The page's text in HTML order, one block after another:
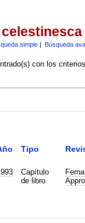
simple| Búsqueda
con los
Tipo
Capítulo
de libro